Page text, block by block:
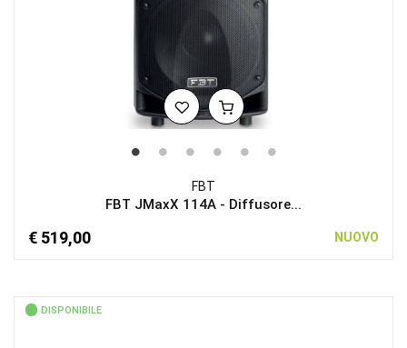
FBT
FBT JMaxX 114A - Diffusore...
€ 519,00 NUOVO
DISPONIBILE